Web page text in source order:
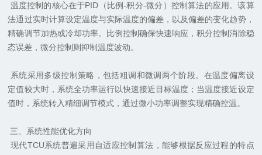
温度控制的核心在于PID（比例-积分-微分）控制算法的应用。该算
法通过实时计算设定温度与实际温度的偏差，以及偏差的变化趋势，
精确调节加热或冷却功率。比例控制确保快速响应，积分控制消除稳
态误差，微分控制则抑制温度波动。
系统采用多级控制策略，包括粗调和微调两个阶段。在温度偏离设
定值较大时，系统全功率运行以快速接近目标温度；当温度接近设定
值时，系统转入精细调节模式，通过微小功率调整实现精确控温。
三、系统性能优化方向
现代TCU系统普遍采用自适应控制算法，能够根据反应过程的特点